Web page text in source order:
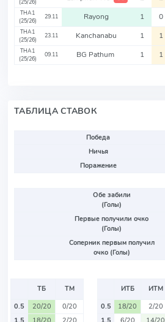
(25/26)
THA1
(25/26)
29.11 Rayong 1 0
THA1
(25/26)
23.11 Kanchanabu 1 1
THA1
(25/26)
09.11 BG Pathum 1 1
ТАБЛИЦА СТАВОК
Победа
Ничья
Поражение
Обе забили
(Голы)
Первые получили очко
(Голы)
Соперник первым получил
очко (Голы)
ТБ
ТМ
0.5
20/20
0/20
ИТБ
ИТМ
0.5
18/20
2/20